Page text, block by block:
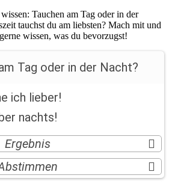
Tauchen am Tag oder in der
tauchst du am liebsten? Mach mit und
wissen, was du bevorzugst!
Tag oder in der Nacht?
ich lieber!
nachts!
Ergebnis
lieber!
80.7 %
19.3 %